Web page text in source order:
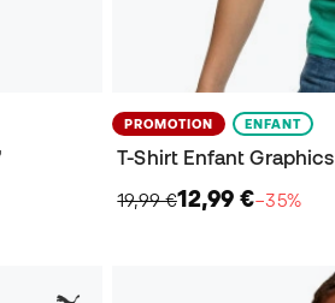
PROMOTION ENFANT
T-Shirt Enfant Graphics
19,99 €12,99 €−35%